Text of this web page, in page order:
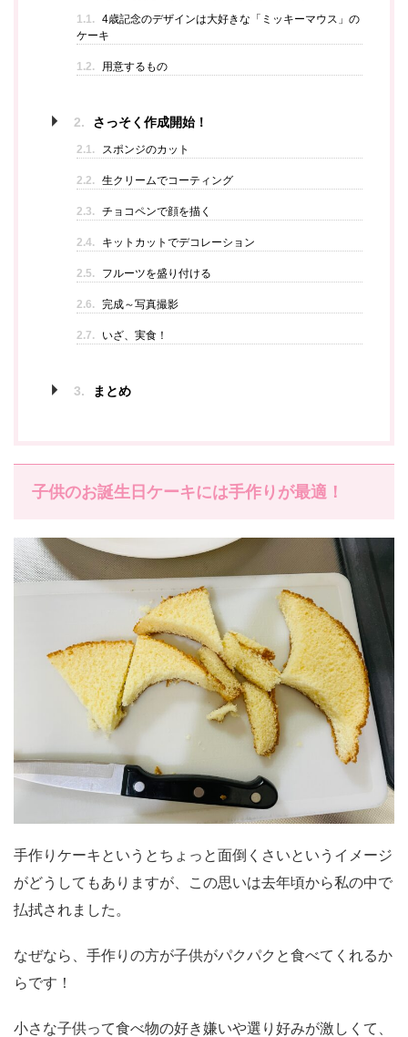
1.1. 4歳記念のデザインは大好きな「ミッキーマウス」の
ケーキ
1.2. 用意するもの
2. さっそく作成開始！
2.1. スポンジのカット
2.2. 生クリームでコーティング
2.3. チョコペンで顔を描く
2.4. キットカットでデコレーション
2.5. フルーツを盛り付ける
2.6. 完成～写真撮影
2.7. いざ、実食！
3. まとめ
子供のお誕生日ケーキには手作りが最適！
手作りケーキというとちょっと面倒くさいというイメージ
がどうしてもありますが、この思いは去年頃から私の中で
払拭されました。
なぜなら、手作りの方が子供がパクパクと食べてくれるか
らです！
小さな子供って食べ物の好き嫌いや選り好みが激しくて、